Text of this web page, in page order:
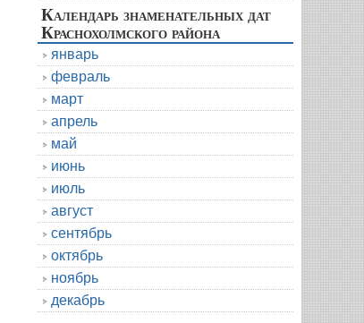
Календарь знаменательных дат
Краснохолмского района
январь
февраль
март
апрель
май
июнь
июль
август
сентябрь
октябрь
ноябрь
декабрь